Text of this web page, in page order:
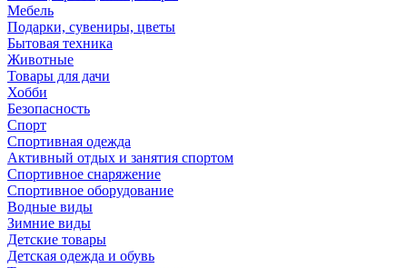
Мебель
Подарки, сувениры, цветы
Бытовая техника
Животные
Товары для дачи
Хобби
Безопасность
Спорт
Спортивная одежда
Активный отдых и занятия спортом
Спортивное снаряжение
Спортивное оборудование
Водные виды
Зимние виды
Детские товары
Детская одежда и обувь